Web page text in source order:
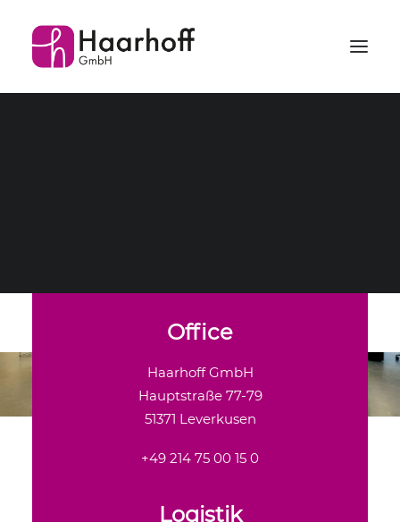
SERVICE
Office
Haarhoff GmbH
Hauptstraße 77-79
51371 Leverkusen
+49 214 75 00 15 0
Logistik